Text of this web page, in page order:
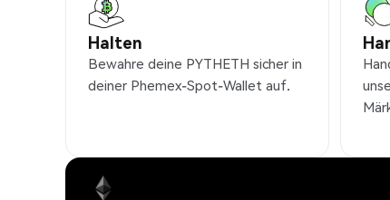
Halten
Bewahre deine PYTHETH sicher in
deiner Phemex-Spot-Wallet auf.